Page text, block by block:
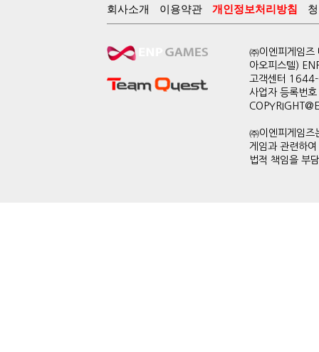
회사소개 이용약관 개인정보처리방침
㈜이엔피게임
아오피스텔)
고객센터
사업자 등록번
㈜이엔피게임즈
게임과 관련하
법적 책임을 부